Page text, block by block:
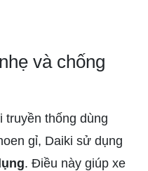
và chống
truyền thống dùng
gỉ, Daiki sử dụng
. Điều này giúp xe